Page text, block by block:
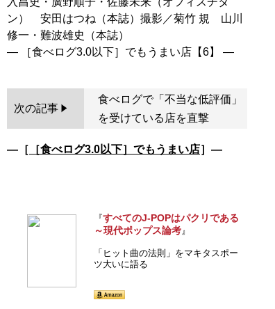
ン） 安田はつね（本誌）撮影／菊竹 規 山川
修一・難波雄史（本誌）
次の記事
食べログで「不当な低評価」
を受けている店を直撃
―［ ［食べログ3.0以下］でもうまい店］―
『すべてのJ-POPはパクリである
～現代ポップス論考』
「ヒット曲の法則」をマキタスポー
ツ大いに語る